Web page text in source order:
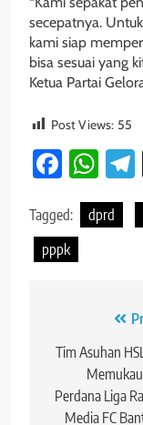
secepatnya.
kami siap
bisa sesuai yang
Ketua Partai
Post Views: 55
Tagged: dprd
pppk
Navigasi
pos
Tim Asuhan
Perdana Liga
Media FC